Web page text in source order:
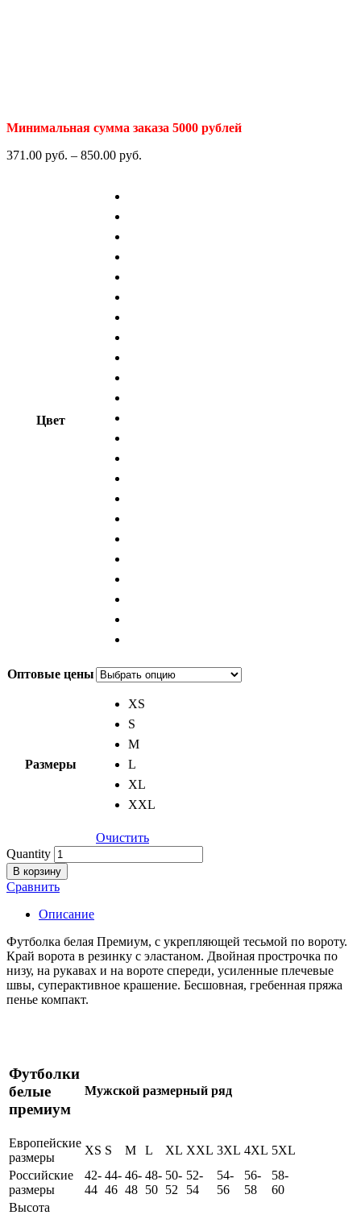
Минимальная сумма заказа 5000 рублей
371.00 руб. – 850.00 руб.
Цвет
Оптовые цены
Размеры
XS
S
M
L
XL
XXL
Очистить
Quantity
В корзину
Сравнить
Описание
Футболка белая Премиум, с укрепляющей тесьмой по вороту.
Край ворота в резинку с эластаном. Двойная прострочка по
низу, на рукавах и на вороте спереди, усиленные плечевые
швы, суперактивное крашение. Бесшовная, гребенная пряжа
пенье компакт.
Футболки
белые
премиум
Мужской размерный ряд
Европейские
размеры
XS S M L XL XXL 3XL 4XL 5XL
Российские
размеры
42-
44
44-
46
46-
48
48-
50
50-
52
52-
54
54-
56
56-
58
58-
60
Высота